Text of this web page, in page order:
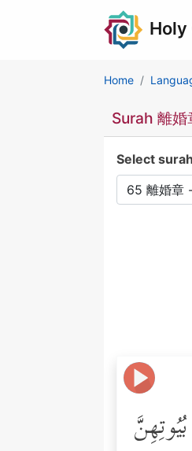
Holy
Home
Surah 離
Select surah